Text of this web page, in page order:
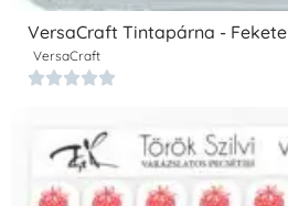
VersaCraft Tintapárna - Fekete
VersaCraft
